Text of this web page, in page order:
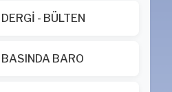
DERGİ - BÜLTEN
BASINDA BARO